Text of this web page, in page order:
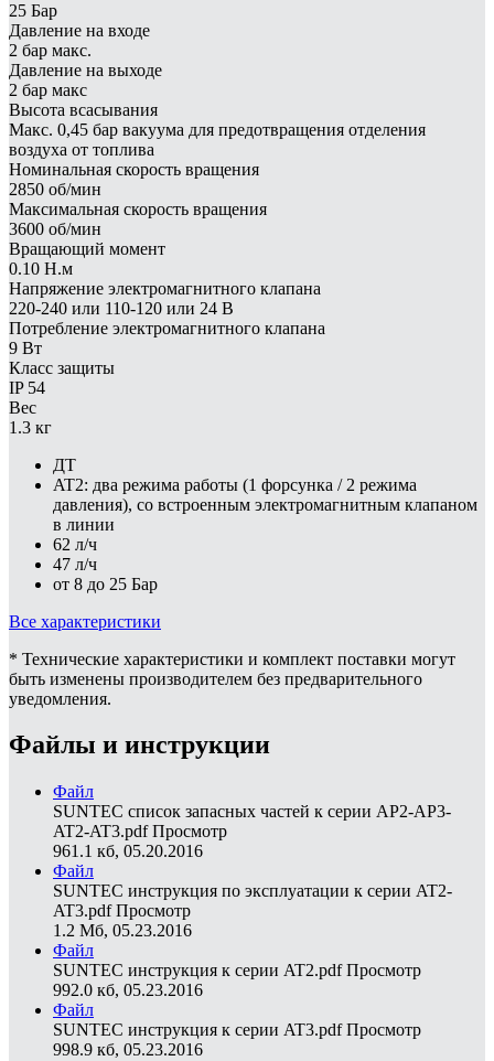
25 Бар
Давление на входе
2 бар макс.
Давление на выходе
2 бар макс
Высота всасывания
Макс. 0,45 бар вакуума для предотвращения отделения
воздуха от топлива
Номинальная скорость вращения
2850 об/мин
Максимальная скорость вращения
3600 об/мин
Вращающий момент
0.10 Н.м
Напряжение электромагнитного клапана
220-240 или 110-120 или 24 В
Потребление электромагнитного клапана
9 Вт
Класс защиты
IP 54
Вес
1.3 кг
ДТ
AT2: два режима работы (1 форсунка / 2 режима
давления), со встроенным электромагнитным клапаном
в линии
62 л/ч
47 л/ч
от 8 до 25 Бар
Все характеристики
* Технические характеристики и комплект поставки могут
быть изменены производителем без предварительного
уведомления.
Файлы и инструкции
Файл
SUNTEC список запасных частей к серии AP2-AP3-
AT2-AT3.pdf Просмотр
961.1 кб, 05.20.2016
Файл
SUNTEC инструкция по эксплуатации к серии AT2-
AT3.pdf Просмотр
1.2 Мб, 05.23.2016
Файл
SUNTEC инструкция к серии AT2.pdf Просмотр
992.0 кб, 05.23.2016
Файл
SUNTEC инструкция к серии AT3.pdf Просмотр
998.9 кб, 05.23.2016